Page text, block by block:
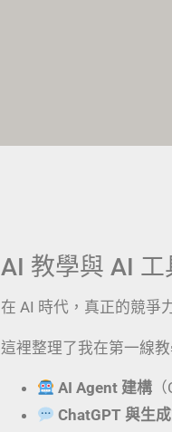
AI 教學與 AI
在 AI 時代，真正的競爭
這裡整理了我在第一線
AI Agent 建構
ChatGPT 與生